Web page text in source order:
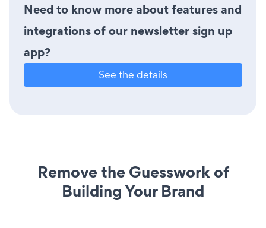
Need to know more about features and
integrations of our newsletter sign up
app?
See the details
Remove the Guesswork of
Building Your Brand